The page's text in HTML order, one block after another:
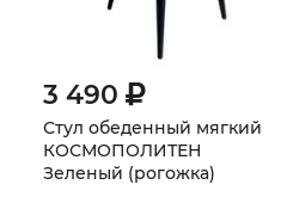
3 490
Стул обеденный мягкий
КОСМОПОЛИТЕН
Зеленый (рогожка)